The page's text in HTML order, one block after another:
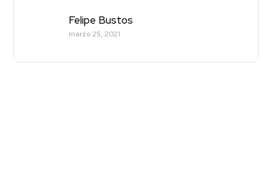
Felipe Bustos
marzo 25, 2021